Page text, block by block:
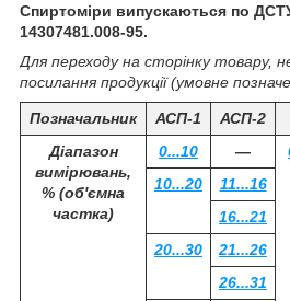
Спиртоміри випускаються по
14307481.008-95.
Для переходу на сторінку товару,
посилання продукції (умовне
Позначальник АСП-1 АСП-2
Діапазон
вимірювань,
% (об'ємна
частка)
0...10 ―
10...20
11...16
16...21
20...30
21...26
26...31